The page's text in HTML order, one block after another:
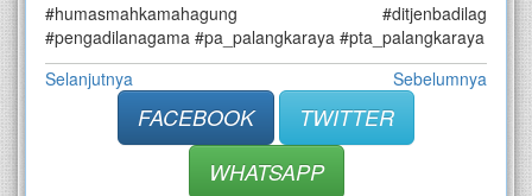
#humasmahkamahagung #ditjenbadilag
#pengadilanagama #pa_palangkaraya #pta_palangkaraya
Selanjutnya
Sebelumnya
FACEBOOK
TWITTER
WHATSAPP